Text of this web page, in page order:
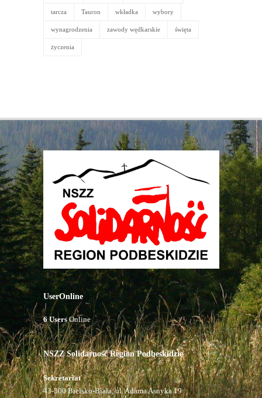
tarcza Tauron wkładka wybory
wynagrodzenia zawody wędkarskie święta
życzenia
UserOnline
6 UsersOnline
NSZZ Solidarność Region Podbeskidzie
Sekretariat
43-300 Bielsko-Biała, ul. Adama Asnyka 19